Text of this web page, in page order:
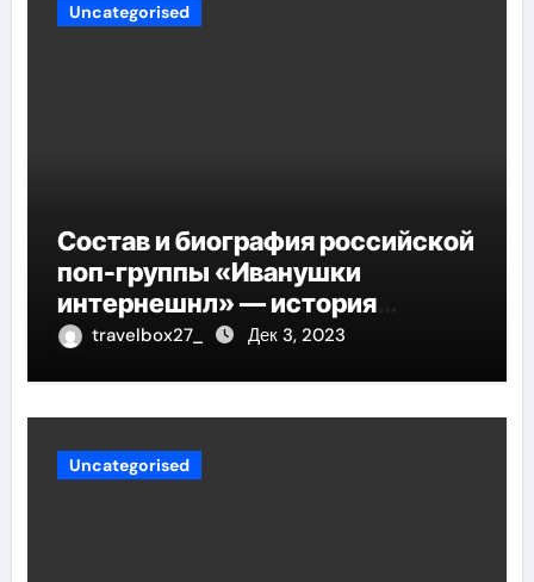
Uncategorised
Состав и биография российской
поп-группы «Иванушки
интернешнл» — история
успеха, музыка и судьбы
travelbox27_ Дек 3, 2023
Uncategorised